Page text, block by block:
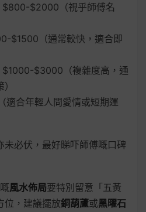
$800-$2000（視乎師傅名
$1500（通常較快，適合即
$1000-$3000（複雜度高，通
適合年輕人問愛情或短期運
未必伏，最好睇吓師傅嘅口碑
風水佈局要特別留意「五黃
位，建議擺放銅葫蘆或黑曜石